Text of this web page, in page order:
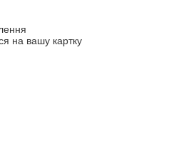
на вашу картку